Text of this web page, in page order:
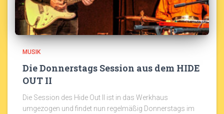
MUSIK
Die Donnerstags Session aus dem HIDE
OUT II
Die Session des Hide Out II ist in das Werkhaus
umgezogen und findet nun regelmäßig Donnerstags im